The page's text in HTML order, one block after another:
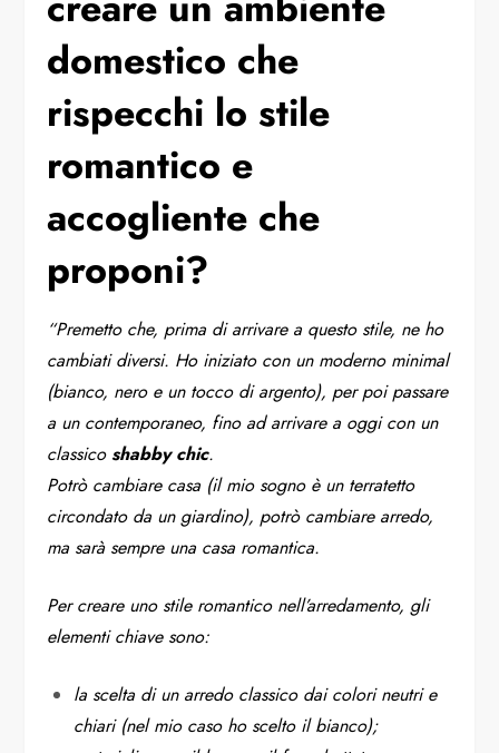
domestico che
rispecchi lo stile
romantico e
accogliente che
proponi?
“Premetto che, prima di arrivare a questo stile, ne ho
cambiati diversi. Ho iniziato con un moderno minimal
(bianco, nero e un tocco di argento), per poi passare
a un contemporaneo, fino ad arrivare a oggi con un
classicoshabby chic.
Potrò cambiare casa (il mio sogno è un terratetto
circondato da un giardino), potrò cambiare arredo,
ma sarà sempre una casa romantica.
Per creare uno stile romantico nell’arredamento, gli
elementi chiave sono:
la scelta di un arredo classico dai colori neutri e
chiari (nel mio caso ho scelto il bianco);